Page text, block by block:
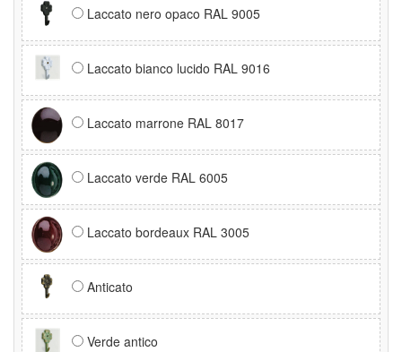
Laccato nero opaco RAL 9005
Laccato bianco lucido RAL 9016
Laccato marrone RAL 8017
Laccato verde RAL 6005
Laccato bordeaux RAL 3005
Anticato
Verde antico